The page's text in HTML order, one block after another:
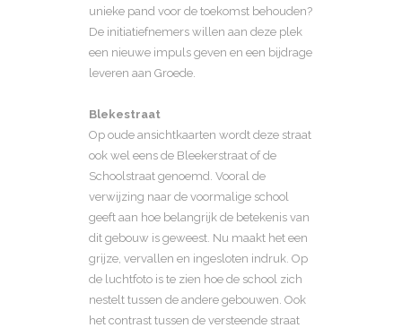
unieke pand voor de toekomst behouden?
De initiatiefnemers willen aan deze plek
een nieuwe impuls geven en een bijdrage
leveren aan Groede.
Blekestraat
Op oude ansichtkaarten wordt deze straat
ook wel eens de Bleekerstraat of de
Schoolstraat genoemd. Vooral de
verwijzing naar de voormalige school
geeft aan hoe belangrijk de betekenis van
dit gebouw is geweest. Nu maakt het een
grijze, vervallen en ingesloten indruk. Op
de luchtfoto is te zien hoe de school zich
nestelt tussen de andere gebouwen. Ook
het contrast tussen de versteende straat